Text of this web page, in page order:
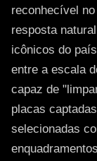
reconhecível
resposta
icônicos do
entre a escala
capaz de
placas
selecionadas